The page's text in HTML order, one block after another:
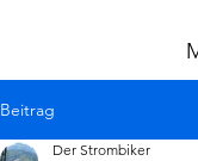
Beitrag
Der Strombiker